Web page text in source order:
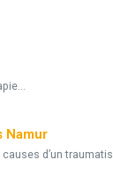
Namur
d’un